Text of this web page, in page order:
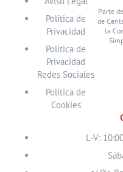
Política de
Privacidad
Política de
Privacidad
Redes Sociales
Política de
Cookies
Parte
de
la
L-V: